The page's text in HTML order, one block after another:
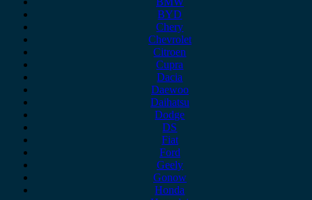
BYD
Chery
Chevrolet
Citroen
Cupra
Dacia
Daewoo
Daihatsu
Dodge
DS
Fiat
Ford
Geely
Gonow
Honda